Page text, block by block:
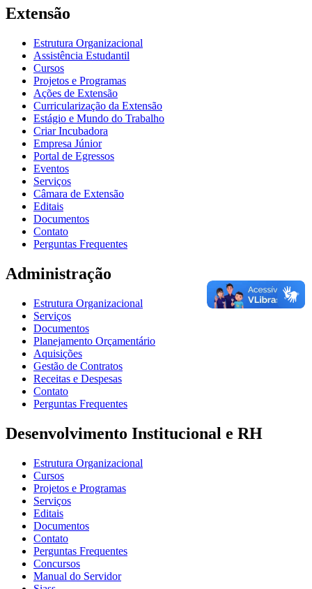
Extensão
Estrutura Organizacional
Assistência Estudantil
Cursos
Projetos e Programas
Ações de Extensão
Curricularização da Extensão
Estágio e Mundo do Trabalho
Criar Incubadora
Empresa Júnior
Portal de Egressos
Eventos
Serviços
Câmara de Extensão
Editais
Documentos
Contato
Perguntas Frequentes
Administração
Estrutura Organizacional
Serviços
Documentos
Planejamento Orçamentário
Aquisições
Gestão de Contratos
Receitas e Despesas
Contato
Perguntas Frequentes
Desenvolvimento Institucional e RH
Estrutura Organizacional
Cursos
Projetos e Programas
Serviços
Editais
Documentos
Contato
Perguntas Frequentes
Concursos
Manual do Servidor